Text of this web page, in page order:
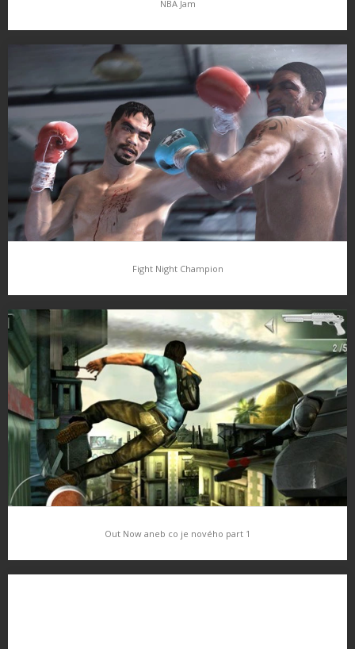
Mezi další ohlášené novinky od EA patří NBA Jam. Zde jsem plný
očekávání, o hře nejsou dostupné úplně přesné informace ale
zatím je známo, že bude dostupných 30 teamů +…
NBA Jam
Fight Night Champion
Tak jsem z hor zpět a pojdme se podívat co se na nás chystá
nového. EA se rozhodla vytvořit iPhone verzi populárních her na
PC/konzole a tentokrát jako první přichízí…
Fight Night Champion
Out Now aneb co je nového part 1